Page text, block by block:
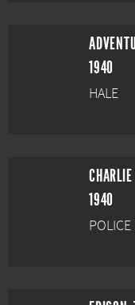
1940
HALE
1940